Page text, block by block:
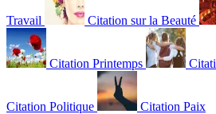
Travail Citation sur la Beauté
Citation Printemps
Citation Politique Citation Paix